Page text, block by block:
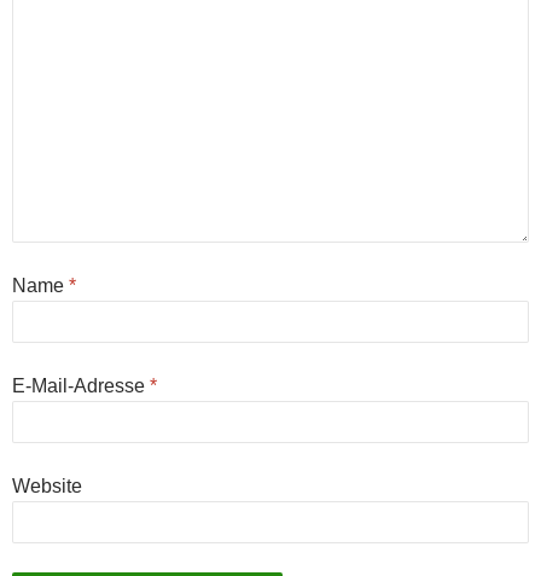
Name *
E-Mail-Adresse *
Website